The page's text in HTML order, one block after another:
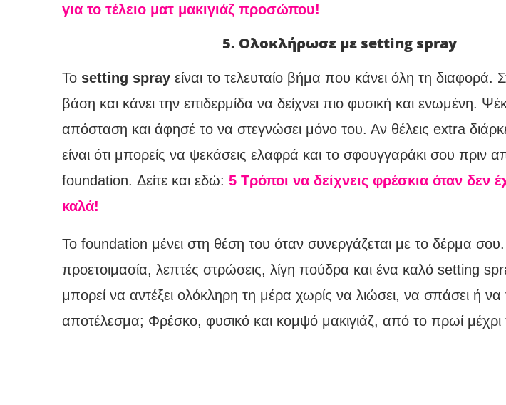
για το τέλειο ματ μακιγιάζ προσώπου!
5. Ολοκλήρωσε με setting spray
Το setting spray είναι το τελευταίο βήμα που κάνει όλη τη διαφορά.
βάση και κάνει την επιδερμίδα να δείχνει πιο φυσική και ενωμένη.
απόσταση και άφησέ το να στεγνώσει μόνο του. Αν θέλεις extra
είναι ότι μπορείς να ψεκάσεις ελαφρά και το σφουγγαράκι σου πριν
foundation. Δείτε και εδώ: 5 Τρόποι να δείχνεις φρέσκια όταν δεν
καλά!
Το foundation μένει στη θέση του όταν συνεργάζεται με το δέρμα
προετοιμασία, λεπτές στρώσεις, λίγη πούδρα και ένα καλό setting
μπορεί να αντέξει ολόκληρη τη μέρα χωρίς να λιώσει, να σπάσει ή να
αποτέλεσμα; Φρέσκο, φυσικό και κομψό μακιγιάζ, από το πρωί